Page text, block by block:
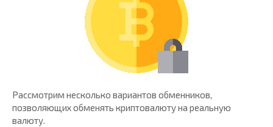
Рассмотрим несколько вариантов обменников,
позволяющих обменять криптовалюту на реальную
валюту.